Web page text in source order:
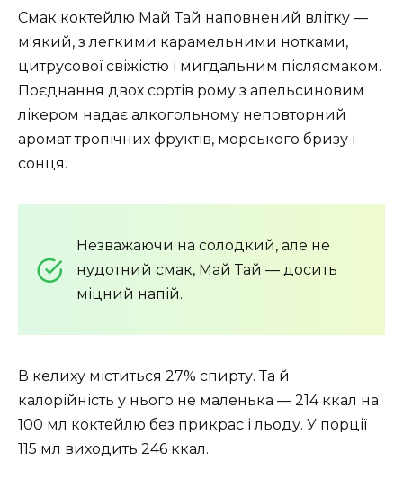
Смак коктейлю Май Тай наповнений влітку —
м'який, з легкими карамельними нотками,
цитрусової свіжістю і мигдальним післясмаком.
Поєднання двох сортів рому з апельсиновим
лікером надає алкогольному неповторний
аромат тропічних фруктів, морського бризу і
сонця.
Незважаючи на солодкий, але не
нудотний смак, Май Тай — досить
міцний напій.
В келиху міститься 27% спирту. Та й
калорійність у нього не маленька — 214 ккал на
100 мл коктейлю без прикрас і льоду. У порції
115 мл виходить 246 ккал.